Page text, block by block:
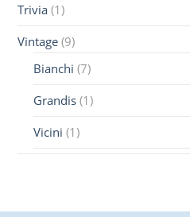
Trivia (1)
Vintage (9)
Bianchi (7)
Grandis (1)
Vicini (1)